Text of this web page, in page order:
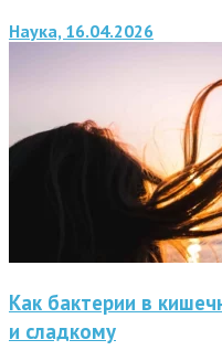
Наука, 16.04.2026
Как бактерии в
и сладкому